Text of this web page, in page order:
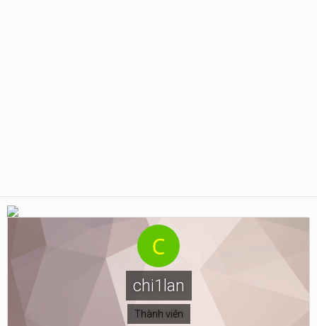
chi1lan
Thành viên